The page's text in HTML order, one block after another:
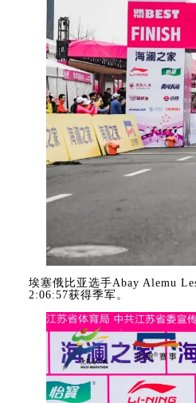
埃塞俄比亚选手Abay Alemu
2:06:57获得季军。